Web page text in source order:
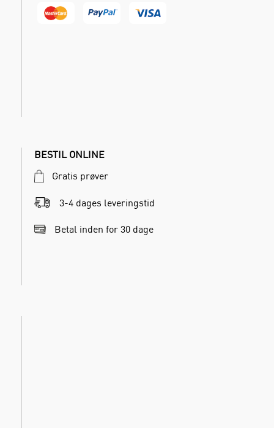
BESTIL ONLINE
Gratis prøver
3-4 dages leveringstid
Betal inden for 30 dage